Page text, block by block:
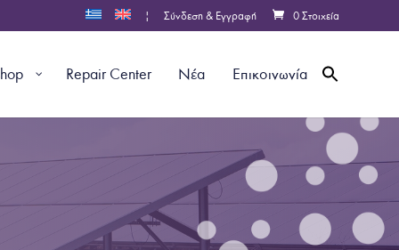
| Σύνδεση & Εγγραφή 0 Στοιχεία
Repair Center Νέα Επικοινωνία